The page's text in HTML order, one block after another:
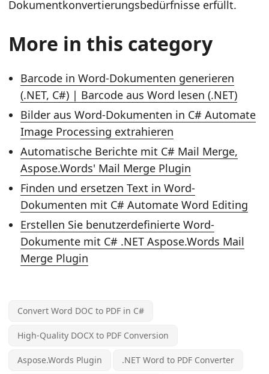
Dokumentkonvertierungsbedürfnisse erfüllt.
More in this category
Barcode in Word-Dokumenten generieren
(.NET, C#) | Barcode aus Word lesen (.NET)
Bilder aus Word-Dokumenten in C# Automate
Image Processing extrahieren
Automatische Berichte mit C# Mail Merge,
Aspose.Words' Mail Merge Plugin
Finden und ersetzen Text in Word-
Dokumenten mit C# Automate Word Editing
Erstellen Sie benutzerdefinierte Word-
Dokumente mit C# .NET Aspose.Words Mail
Merge Plugin
Convert Word DOC to PDF in C#
High-Quality DOCX to PDF Conversion
Aspose.Words Plugin .NET Word to PDF Converter